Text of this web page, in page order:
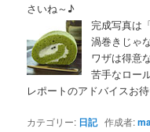
さいね～♪
完成写真は
渦巻きじゃ
ワザは得意
苦手なロー
レポートのアドバイスお
カテゴリー: 日記作成者: